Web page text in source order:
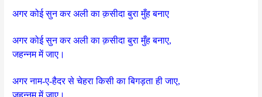
अगर कोई सुन कर अली का क़सीदा बुरा मुँह बनाए
अगर कोई सुन कर अली का क़सीदा बुरा मुँह बनाए,
जहन्नम में जाए।
अगर नाम-ए-हैदर से चेहरा किसी का बिगड़ता ही जाए,